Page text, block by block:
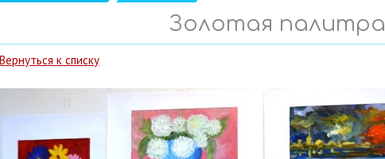
Золотая палитра
Вернуться к списку